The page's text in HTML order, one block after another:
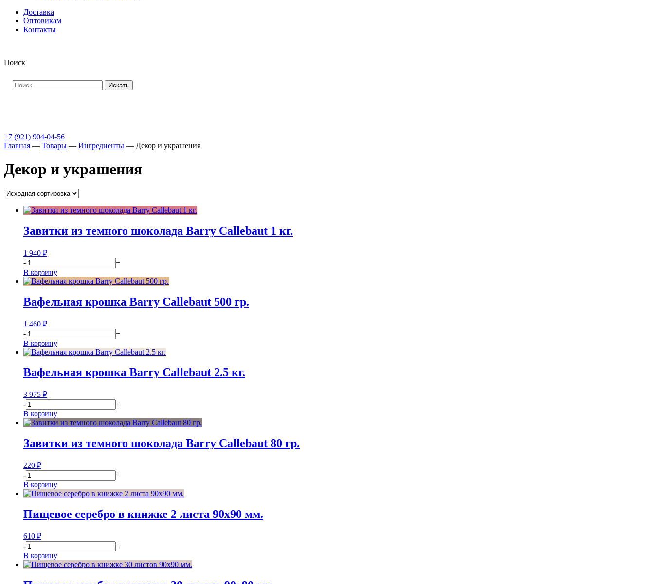
Доставка
Оптовикам
Контакты
Поиск
Искать
+7 (921) 904-04-56
Главная — Товары — Ингредиенты — Декор и украшения
Декор и украшения
Завитки из темного шоколада Barry Callebaut 1 кг.
1 940 ₽
-
+
В корзину
Вафельная крошка Barry Callebaut 500 гр.
1 460 ₽
-
+
В корзину
Вафельная крошка Barry Callebaut 2.5 кг.
3 975 ₽
-
+
В корзину
Завитки из темного шоколада Barry Callebaut 80 гр.
220 ₽
-
+
В корзину
Пищевое серебро в книжке 2 листа 90х90 мм.
610 ₽
-
+
В корзину